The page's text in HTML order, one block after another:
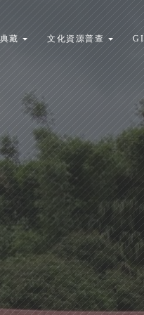
藏 文化資源普查